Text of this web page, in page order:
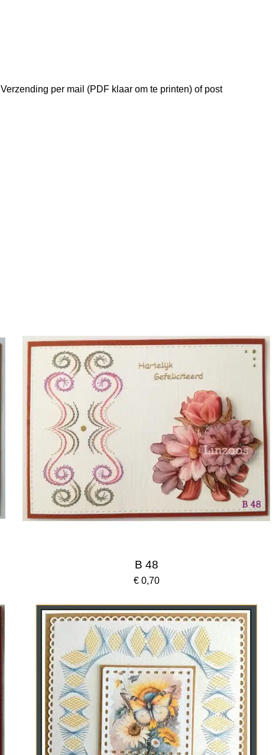
Verzending per mail (PDF klaar om te printen) of post
B 48
€ 0,70